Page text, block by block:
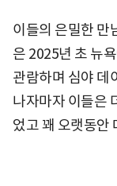
이들의 은밀한 만
은 2025년 초 뉴
관람하며 심야 데
나자마자 이들은
었고 꽤 오랫동안